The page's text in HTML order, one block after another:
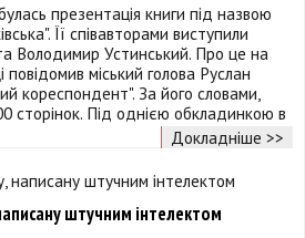
презентація книги під назвою
Її співавторами виступили
Володимир Устинський. Про це на
повідомив міський голова Руслан
кореспондент". За його словами,
сторінок. Під однією обкладинкою в
Докладніше >>
штучним інтелектом